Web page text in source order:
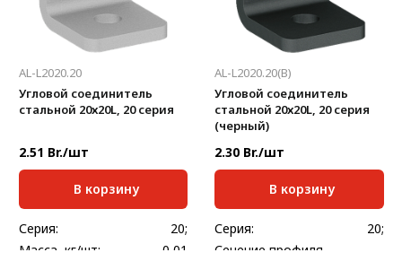
AL-L2020.20
Угловой соединитель
стальной 20х20L, 20 серия
2.51 Br./шт
В корзину
Серия:
20;
Масса, кг/шт:
0,01
AL-L2020.20(B)
Угловой соединитель
стальной 20х20L, 20 серия
(черный)
2.30 Br./шт
В корзину
Серия:
20;
Сечение профиля,